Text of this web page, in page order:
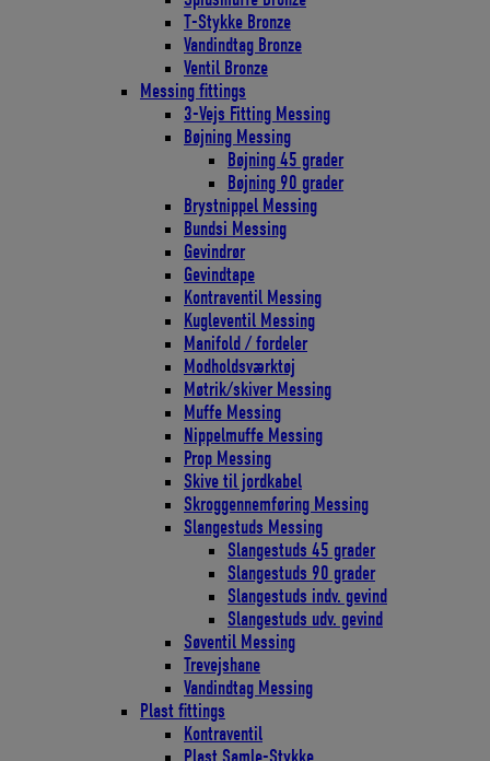
T-Stykke Bronze
Vandindtag Bronze
Ventil Bronze
Messing fittings
3-Vejs Fitting Messing
Bøjning Messing
Bøjning 45 grader
Bøjning 90 grader
Brystnippel Messing
Bundsi Messing
Gevindrør
Gevindtape
Kontraventil Messing
Kugleventil Messing
Manifold / fordeler
Modholdsværktøj
Møtrik/skiver Messing
Muffe Messing
Nippelmuffe Messing
Prop Messing
Skive til jordkabel
Skroggennemføring Messing
Slangestuds Messing
Slangestuds 45 grader
Slangestuds 90 grader
Slangestuds indv. gevind
Slangestuds udv. gevind
Søventil Messing
Trevejshane
Vandindtag Messing
Plast fittings
Kontraventil